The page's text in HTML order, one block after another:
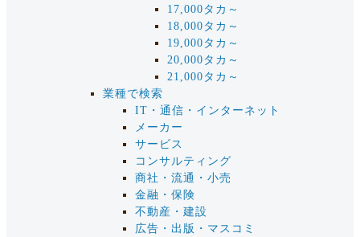
17,000タカ～
18,000タカ～
19,000タカ～
20,000タカ～
21,000タカ～
業種で検索
IT・通信・インターネット
メーカー
サービス
コンサルティング
商社・流通・小売
金融・保険
不動産・建設
広告・出版・マスコミ